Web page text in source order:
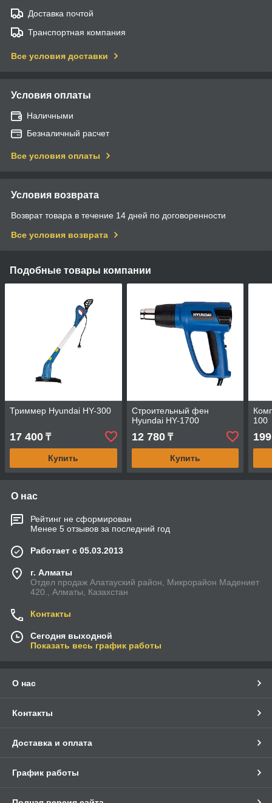
Доставка почтой
Транспортная компания
Все условия доставки
Условия оплаты
Наличными
Безналичный расчет
Все условия оплаты
Условия возврата
Возврат товара в течение 14 дней по договоренности
Все условия возврата
Подобные товары компании
Триммер Hyundai HY-300
17 400 ₸
Купить
Строительный фен
Hyundai HY-1700
12 780₸
Купить
100
О нас
Рейтинг не сформирован
Менее 5 отзывов за последний год
Работает с 05.03.2013
г. Алматы
Отдел продаж Алатауский район, Микрорайон Мадениет
420., Алматы, Казахстан
Контакты
Сегодня выходной
Показать весь график работы
О нас
Контакты
Доставка и оплата
График работы